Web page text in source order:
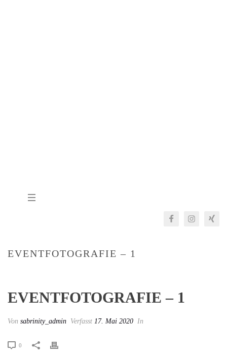
EVENTFOTOGRAFIE – 1
EVENTFOTOGRAFIE – 1
Von sabrinity_admin Verfasst 17. Mai 2020 In
0